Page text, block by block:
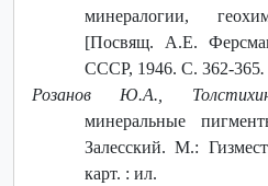
минералогии,
[Посвящ. А.Е.
СССР, 1946. С. 362-365.
Розанов Ю.А.,
минеральные
Залесский. М.:
карт. : ил.